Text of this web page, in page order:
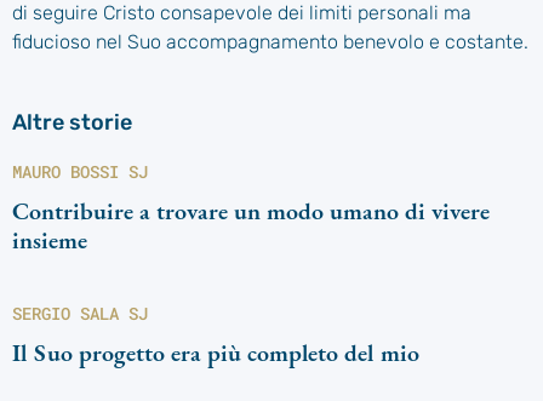
di seguire Cristo consapevole dei limiti personali ma
fiducioso nel Suo accompagnamento benevolo e costante.
Altre storie
MAURO BOSSI SJ
Contribuire a trovare un modo umano di vivere
insieme
SERGIO SALA SJ
Il Suo progetto era più completo del mio